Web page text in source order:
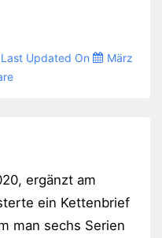
Last Updated On
März
ergänzt am
ein Kettenbrief
man sechs Serien